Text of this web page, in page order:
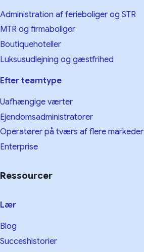
Administration af ferieboliger og STR
MTR og firmaboliger
Boutiquehoteller
Luksusudlejning og gæstfrihed
Efter teamtype
Uafhængige værter
Ejendomsadministratorer
Operatører på tværs af flere markeder
Enterprise
Ressourcer
Lær
Blog
Succeshistorier